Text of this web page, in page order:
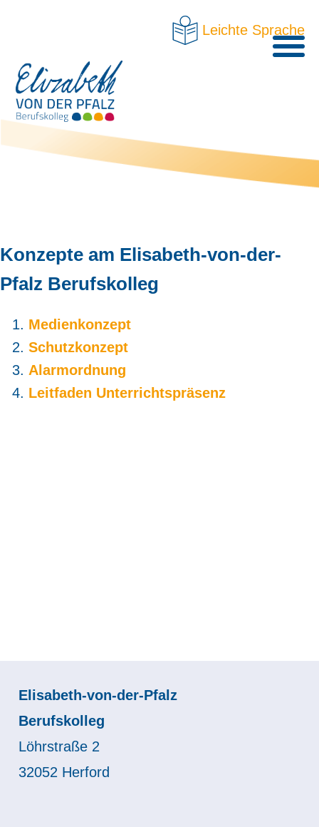
Leichte Sprache
Konzepte am Elisabeth-von-der-
Pfalz Berufskolleg
Medienkonzept
Schutzkonzept
Alarmordnung
Leitfaden Unterrichtspräsenz
Elisabeth-von-der-Pfalz
Berufskolleg
Löhrstraße 2
32052 Herford